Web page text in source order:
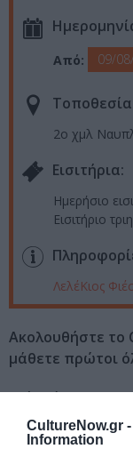
CultureNow.gr -
Information
Από: 09/
2ο χμλ
Eισιτήρια:
Ημερήσιο
Εισιτήριο
ΛελέΚιος
Ακολουθήστε το
μάθετε πρώτοι
Δείτε όλα τα
Πολιτισμό στο